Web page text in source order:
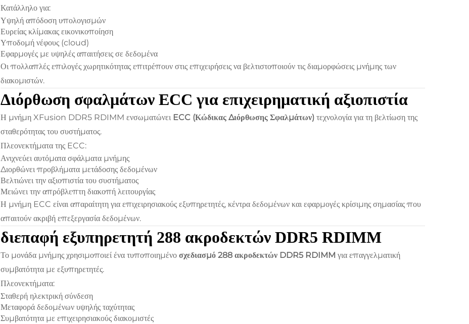
Κατάλληλο για:
Υψηλή απόδοση υπολογισμών
Ευρείας κλίμακας εικονικοποίηση
Υποδομή νέφους (cloud)
Εφαρμογές με υψηλές απαιτήσεις σε δεδομένα
Οι πολλαπλές επιλογές χωρητικότητας επιτρέπουν στις επιχειρήσεις να βελτιστοποιούν τις διαμορφώσεις μνήμης των
διακομιστών.
Διόρθωση σφαλμάτων ECC για επιχειρηματική αξιοπιστία
Η μνήμη XFusion DDR5 RDIMM ενσωματώνει ECC (Κώδικας Διόρθωσης Σφαλμάτων) τεχνολογία για τη βελτίωση της
σταθερότητας του συστήματος.
Πλεονεκτήματα της ECC:
Ανιχνεύει αυτόματα σφάλματα μνήμης
Διορθώνει προβλήματα μετάδοσης δεδομένων
Βελτιώνει την αξιοπιστία του συστήματος
Μειώνει την απρόβλεπτη διακοπή λειτουργίας
Η μνήμη ECC είναι απαραίτητη για επιχειρησιακούς εξυπηρετητές, κέντρα δεδομένων και εφαρμογές κρίσιμης σημασίας που
απαιτούν ακριβή επεξεργασία δεδομένων.
διεπαφή εξυπηρετητή 288 ακροδεκτών DDR5 RDIMM
Το μονάδα μνήμης χρησιμοποιεί ένα τυποποιημένο σχεδιασμό 288 ακροδεκτών DDR5 RDIMM για επαγγελματική
συμβατότητα με εξυπηρετητές.
Πλεονεκτήματα:
Σταθερή ηλεκτρική σύνδεση
Μεταφορά δεδομένων υψηλής ταχύτητας
Συμβατότητα με επιχειρησιακούς διακομιστές